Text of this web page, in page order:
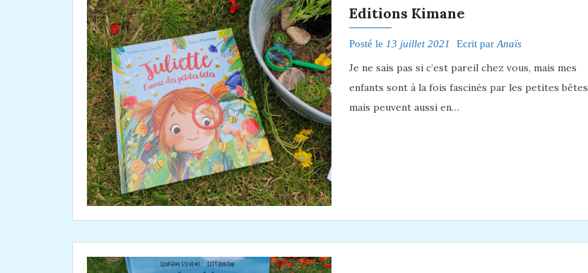
Editions Kimane
Posté le 13 juillet 2021 Ecrit par Anaïs
Je ne sais pas si c’est pareil chez vous, mais mes
enfants sont à la fois fascinés par les petites bêtes
mais peuvent aussi en…